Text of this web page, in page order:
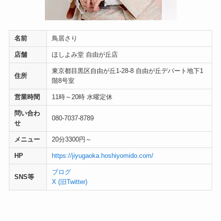
名前 鳥居さり
店舗 ほしよみ堂 自由が丘店
住所
東京都目黒区自由が丘1-28-8 自由が丘デパート地下1
階8号室
営業時間 11時～20時 水曜定休
問い合わ
せ
080-7037-8789
メニュー 20分3300円～
HP https://jiyugaoka.hoshiyomido.com/
SNS等
ブログ
X (旧Twitter)